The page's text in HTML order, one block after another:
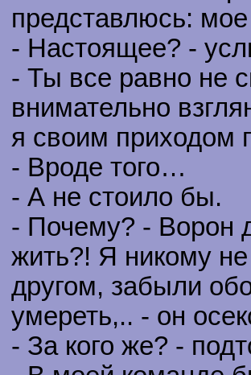
представлюсь:
- Настоящее? -
- Ты все равно не
внимательно
я своим приходом
- Вроде того…
- А не стоило бы.
- Почему? - Ворон
жить?! Я никому
другом, забыли
умереть,.. - он
- За кого же? -